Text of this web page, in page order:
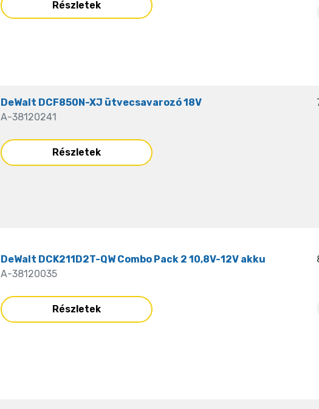
Részletek
DeWalt DCF850N-XJ ütvecsavarozó 18V
A-38120241
Részletek
DeWalt DCK211D2T-QW Combo Pack 2 10,8V-12V akku
A-38120035
Részletek